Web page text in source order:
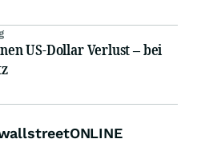
US-Dollar Verlust – bei